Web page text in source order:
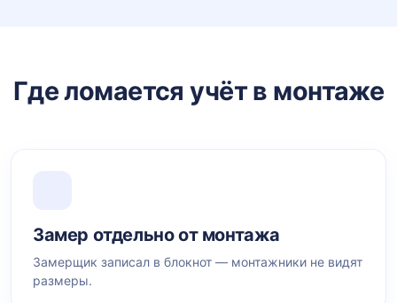
Где ломается учёт в монтаже
Замер отдельно от монтажа
Замерщик записал в блокнот — монтажники не видят
размеры.